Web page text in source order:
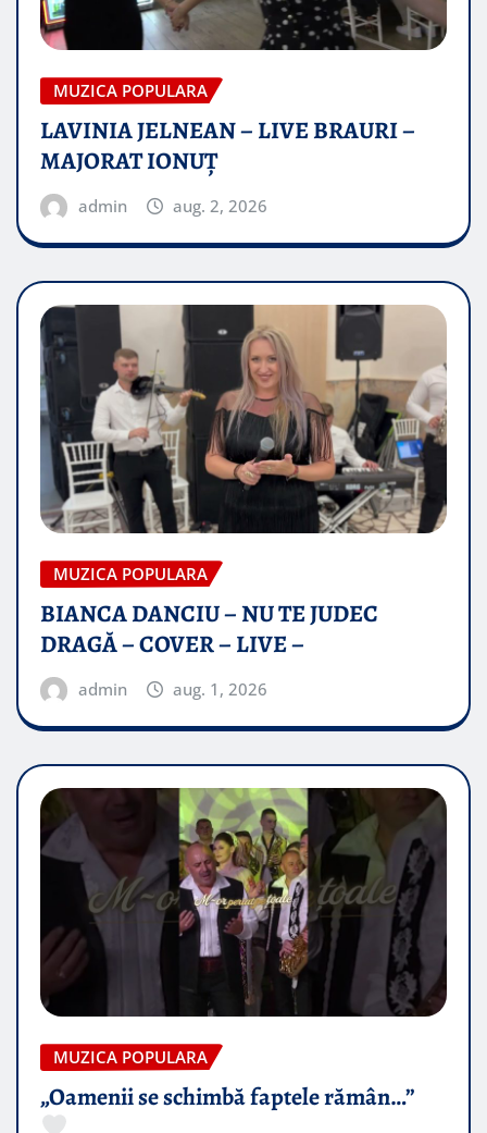
MUZICA POPULARA
LAVINIA JELNEAN – LIVE BRAURI –
MAJORAT IONUŢ
admin aug. 2, 2026
MUZICA POPULARA
BIANCA DANCIU – NU TE JUDEC
DRAGĂ – COVER – LIVE –
admin aug. 1, 2026
MUZICA POPULARA
„Oamenii se schimbă faptele rămân…”